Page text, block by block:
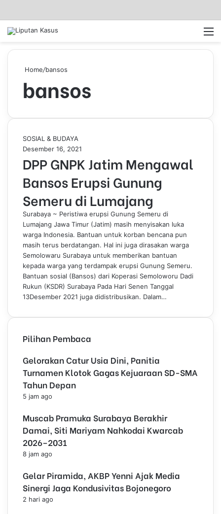
Home/bansos
bansos
D
P
P
G
N
P
K
J
a
m
M
e
n
g
l
a
n
s
o
s
r
u
p
u
n
u
SOSIAL & BUDAYA
Desember 16, 2021
DPP GNPK Jatim Mengawal
Bansos Erupsi Gunung
Semeru di Lumajang
Surabaya ~ Peristiwa erupsi Gunung Semeru di
Lumajang Jawa Timur (Jatim) masih menyisakan luka
warga Indonesia. Bantuan untuk korban bencana pun
masih terus berdatangan. Hal ini juga dirasakan warga
Semolowaru Surabaya untuk memberikan bantuan
kepada warga yang terdampak erupsi Gunung Semeru.
Bantuan sosial (Bansos) dari Koperasi Semoloworu Dadi
Rukun (KSDR) Surabaya Pada Hari Senen Tanggal
13Desember 2021 juga didistribusikan. Dalam…
Pilihan Pembaca
Gelorakan Catur Usia Dini, Panitia
Turnamen Klotok Gagas Kejuaraan SD-SMA
Tahun Depan
5 jam ago
Muscab Pramuka Surabaya Berakhir
Damai, Siti Mariyam Nahkodai Kwarcab
2026–2031
8 jam ago
Gelar Piramida, AKBP Yenni Ajak Media
Sinergi Jaga Kondusivitas Bojonegoro
2 hari ago